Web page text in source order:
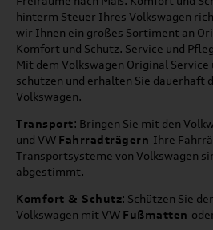
hinterm Steuer Ihres Volkswagen
wir Ihnen ein großes Sortiment an
Komfort und Schutz. Service und
Mit dem Volkswagen Original
schützen und erhalten Sie dauerhaft
Volkswagen.
Transport: Bringen Sie mit den
und VW Fahrradträgern Ihre
Transportsysteme von Volkswagen
abgestimmt.
Komfort & Schutz: Schützen Sie
Volkswagen mit VW Fußmatten